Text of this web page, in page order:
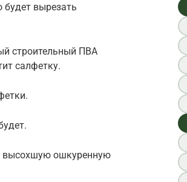
будет вырезать
строительный ПВА
салфетку.
высохшую ошкуренную